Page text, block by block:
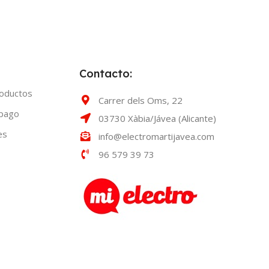
Contacto:
Carrer dels Oms, 22
03730 Xàbia/Jávea (Alicante)
info@electromartijavea.com
96 579 39 73